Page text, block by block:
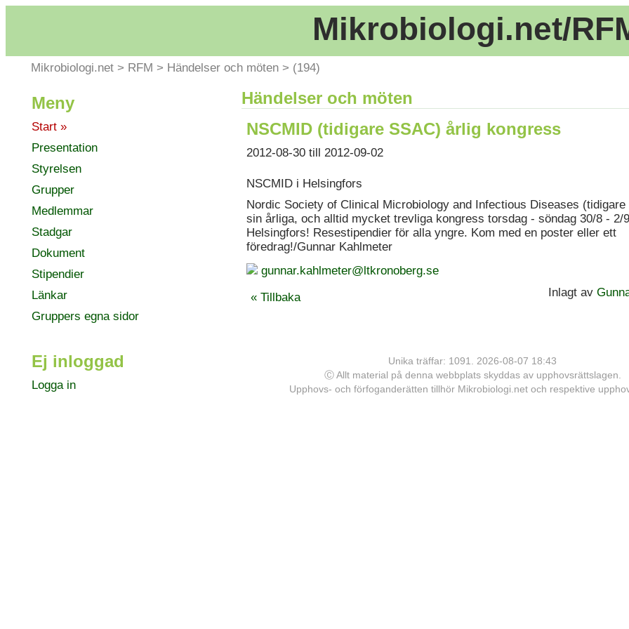
Mikrobiologi.net/
Mikrobiologi.net > RFM > Händelser och möten > (194)
Meny
Start »
Presentation
Styrelsen
Grupper
Medlemmar
Stadgar
Dokument
Stipendier
Länkar
Gruppers egna sidor
Ej inloggad
Logga in
Händelser och möten
NSCMID (tidigare SSAC) årlig kongress
2012-08-30 till 2012-09-02
NSCMID i Helsingfors
Nordic Society of Clinical Microbiology and Infectious Diseases (tidigare
sin årliga, och alltid mycket trevliga kongress torsdag - söndag 30/8 - 2/
Helsingfors! Resestipendier för alla yngre. Kom med en poster eller ett
föredrag!/Gunnar Kahlmeter
gunnar.kahlmeter@ltkronoberg.se
« Tillbaka
Inlagt av
Unika träffar: 1091. 2026-08-07 18:43
Ⓒ Allt material på denna webbplats skyddas av upphovsrättslagen.
Upphovs- och förfoganderätten tillhör Mikrobiologi.net och respektive